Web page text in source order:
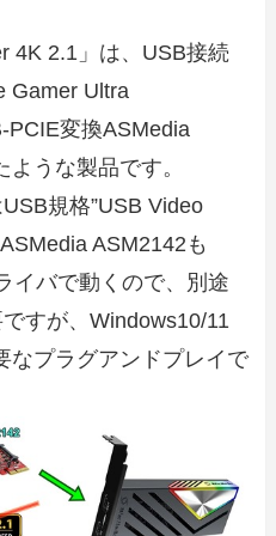
4K 2.1」は、USB接続
Gamer Ultra
PCIE変換ASMedia
うな製品です。
規格”USB Video
ASM2142も
イバで動くので、別途
すが、Windows10/11
なプラグアンドプレイで